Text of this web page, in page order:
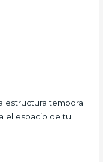
estructura temporal
el espacio de tu